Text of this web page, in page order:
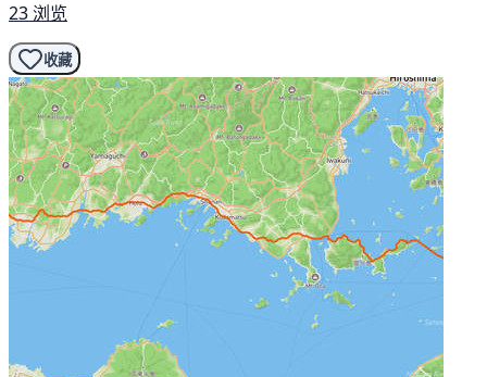
23 浏览
收藏